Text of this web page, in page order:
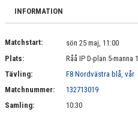
BILDGALLERI
KONTAKT
INFORMATION
Matchstart:
sön 25 maj, 11:00
Plats:
Råå IP D-plan 5-manna 1
Tävling:
F8 Nordvästra blå, vår
Matchnummer:
132713019
Samling:
10:30